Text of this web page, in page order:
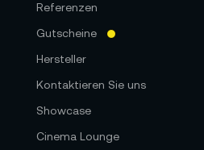
Referenzen
Gutscheine
Hersteller
Kontaktieren Sie uns
Showcase
Cinema Lounge